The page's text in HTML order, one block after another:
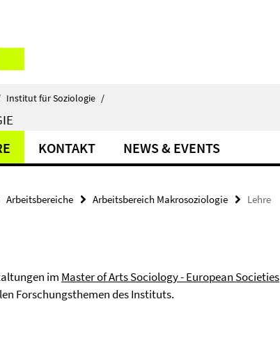
Institut für Soziologie /
KONTAKT NEWS & EVENTS
Arbeitsbereiche Arbeitsbereich Makrosoziologie Lehre
im Master of Arts Sociology - European Societies
Forschungsthemen des Instituts.